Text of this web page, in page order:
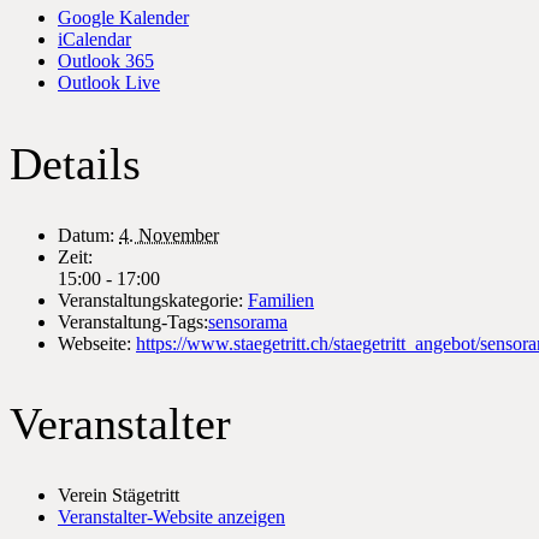
Google Kalender
iCalendar
Outlook 365
Outlook Live
Details
Datum: 4. November
Zeit:
15:00 - 17:00
Veranstaltungskategorie: Familien
Veranstaltung-Tags:sensorama
Webseite: https://www.staegetritt.ch/staegetritt_angebot/
Veranstalter
Verein Stägetritt
Veranstalter-Website anzeigen